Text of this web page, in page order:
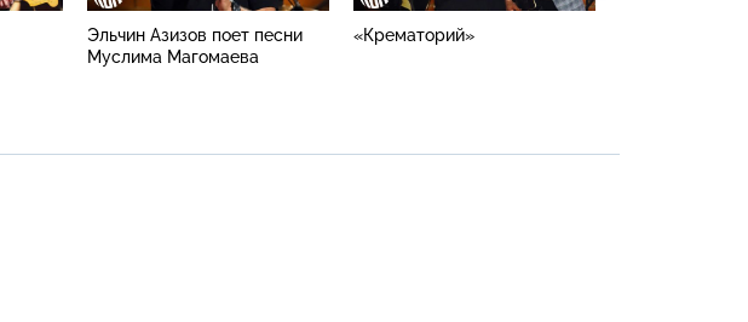
Эльчин Азизов поет песни
Муслима Магомаева
«Крематорий»